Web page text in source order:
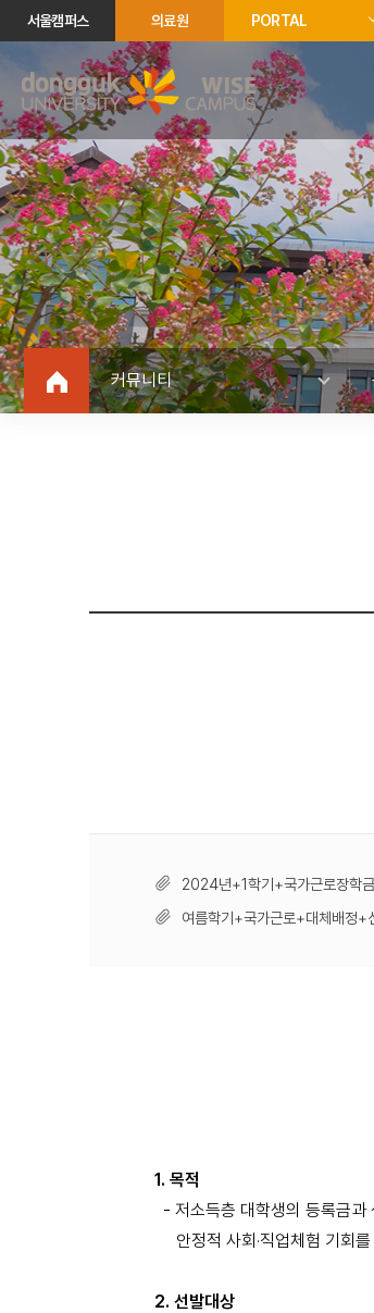
서울캠퍼스 의료원 PORTAL
커뮤니티
2024년+1학기+국가근로장학
여름학기+국가근로+대체배정
1. 목적
- 저소득층 대학생의 등록금과
안정적 사회·직업체험 기회
2. 선발대상